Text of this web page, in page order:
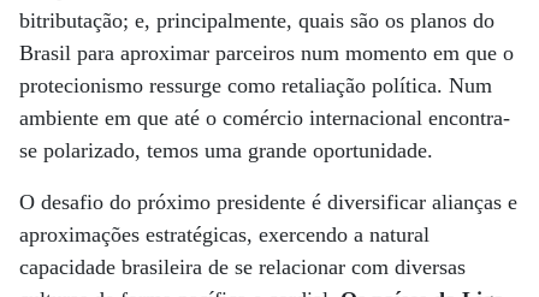
bitributação; e, principalmente, quais são os planos do
Brasil para aproximar parceiros num momento em que o
protecionismo ressurge como retaliação política. Num
ambiente em que até o comércio internacional encontra-
se polarizado, temos uma grande oportunidade.
O desafio do próximo presidente é diversificar alianças e
aproximações estratégicas, exercendo a natural
capacidade brasileira de se relacionar com diversas